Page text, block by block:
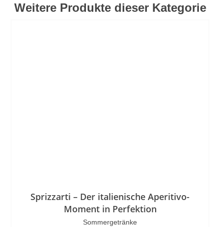
Weitere Produkte dieser Kategorie
Sprizzarti – Der italienische Aperitivo-
Moment in Perfektion
Sommergetränke